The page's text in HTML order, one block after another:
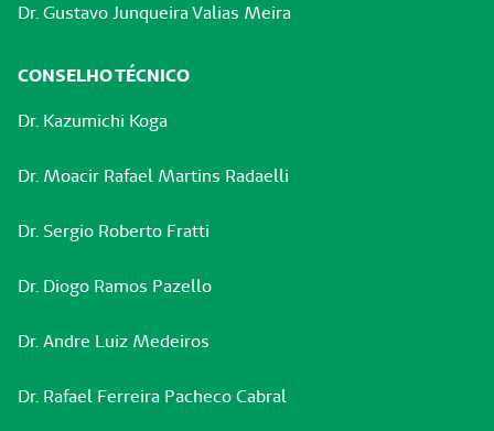
Dr. Gustavo Junqueira Valias Meira
CONSELHO TÉCNICO
Dr. Kazumichi Koga
Dr. Moacir Rafael Martins Radaelli
Dr. Sergio Roberto Fratti
Dr. Diogo Ramos Pazello
Dr. Andre Luiz Medeiros
Dr. Rafael Ferreira Pacheco Cabral